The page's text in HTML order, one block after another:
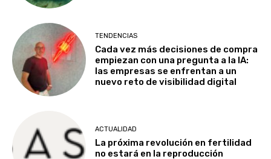
TENDENCIAS
Cada vez más decisiones de compra
empiezan con una pregunta a la IA:
las empresas se enfrentan a un
nuevo reto de visibilidad digital
ACTUALIDAD
La próxima revolución en fertilidad
no estará en la reproducción